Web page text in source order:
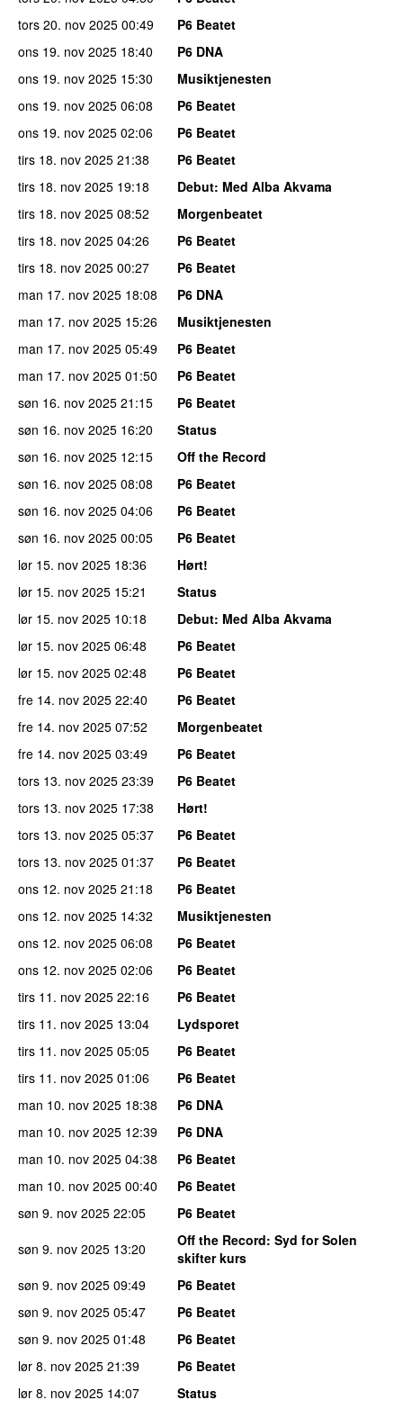
tors 20. nov 2025 00:49
P6 Beatet
ons 19. nov 2025 18:40
P6 DNA
ons 19. nov 2025 15:30
Musiktjenesten
ons 19. nov 2025 06:08
P6 Beatet
ons 19. nov 2025 02:06
P6 Beatet
tirs 18. nov 2025 21:38
P6 Beatet
tirs 18. nov 2025 19:18 Debut: Med Alba Akvama
tirs 18. nov 2025 08:52
Morgenbeatet
tirs 18. nov 2025 04:26
P6 Beatet
tirs 18. nov 2025 00:27
P6 Beatet
man 17. nov 2025 18:08
P6 DNA
man 17. nov 2025 15:26
Musiktjenesten
man 17. nov 2025 05:49
P6 Beatet
man 17. nov 2025 01:50
P6 Beatet
søn 16. nov 2025 21:15
P6 Beatet
søn 16. nov 2025 16:20
Status
søn 16. nov 2025 12:15
Off the Record
søn 16. nov 2025 08:08
P6 Beatet
søn 16. nov 2025 04:06
P6 Beatet
søn 16. nov 2025 00:05
P6 Beatet
lør 15. nov 2025 18:36
Hørt!
lør 15. nov 2025 15:21
Status
lør 15. nov 2025 10:18 Debut: Med Alba Akvama
lør 15. nov 2025 06:48
P6 Beatet
lør 15. nov 2025 02:48
P6 Beatet
fre 14. nov 2025 22:40
P6 Beatet
fre 14. nov 2025 07:52
Morgenbeatet
fre 14. nov 2025 03:49
P6 Beatet
tors 13. nov 2025 23:39
P6 Beatet
tors 13. nov 2025 17:38
Hørt!
tors 13. nov 2025 05:37
P6 Beatet
tors 13. nov 2025 01:37
P6 Beatet
ons 12. nov 2025 21:18
P6 Beatet
ons 12. nov 2025 14:32
Musiktjenesten
ons 12. nov 2025 06:08
P6 Beatet
ons 12. nov 2025 02:06
P6 Beatet
tirs 11. nov 2025 22:16
P6 Beatet
tirs 11. nov 2025 13:04
Lydsporet
tirs 11. nov 2025 05:05
P6 Beatet
tirs 11. nov 2025 01:06
P6 Beatet
man 10. nov 2025 18:38
P6 DNA
man 10. nov 2025 12:39
P6 DNA
man 10. nov 2025 04:38
P6 Beatet
man 10. nov 2025 00:40
P6 Beatet
søn 9. nov 2025 22:05
P6 Beatet
søn 9. nov 2025 13:20 Off the Record: Syd for Solen
skifter kurs
søn 9. nov 2025 09:49
P6 Beatet
søn 9. nov 2025 05:47
P6 Beatet
søn 9. nov 2025 01:48
P6 Beatet
lør 8. nov 2025 21:39
P6 Beatet
lør 8. nov 2025 14:07
Status